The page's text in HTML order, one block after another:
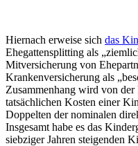
Hiernach erweise sich das
Ehegattensplitting als
Mitversicherung von
Krankenversicherung als
Zusammenhang wird von
tatsächlichen Kosten einer
Doppelten der nominalen
Insgesamt habe es das
siebziger Jahren steigenden